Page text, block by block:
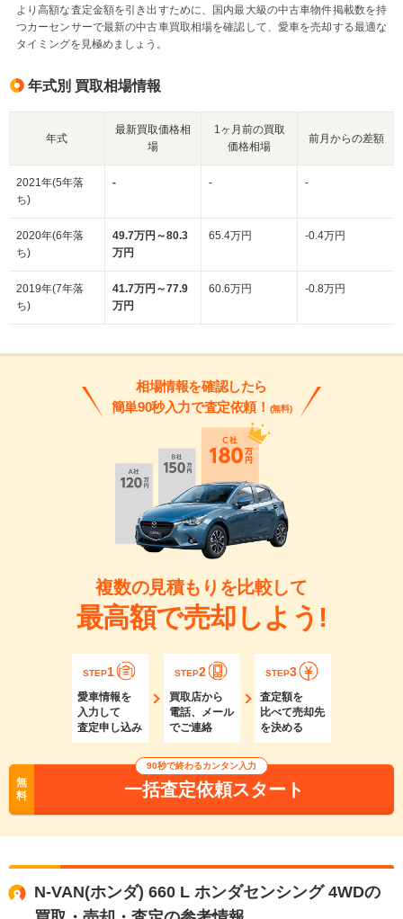
より高額な査定金額を引き出すために、国内最大級の中古車物件掲載数を持
つカーセンサーで最新の中古車買取相場を確認して、愛車を売却する最適な
タイミングを見極めましょう。
年式別 買取相場情報
年式
最新買取価格相
場
1ヶ月前の買取
価格相場
前月からの差額
2021年(5年落
ち)
- - -
2020年(6年落
ち)
49.7万円～80.3
万円
65.4万円 -0.4万円
2019年(7年落
ち)
41.7万円～77.9
万円
60.6万円 -0.8万円
相場情報を確認したら
簡単90秒入力で査定依頼！ (無料)
複数の見積もりを比較して
最高額で売却しよう!
STEP1
愛車情報を
入力して
査定申し込み
STEP2
買取店から
電話、メール
でご連絡
STEP3
査定額を
比べて売却先
を決める
無
料
90秒で終わるカンタン入力
一括査定依頼スタート
N-VAN(ホンダ) 660 L ホンダセンシング 4WDの